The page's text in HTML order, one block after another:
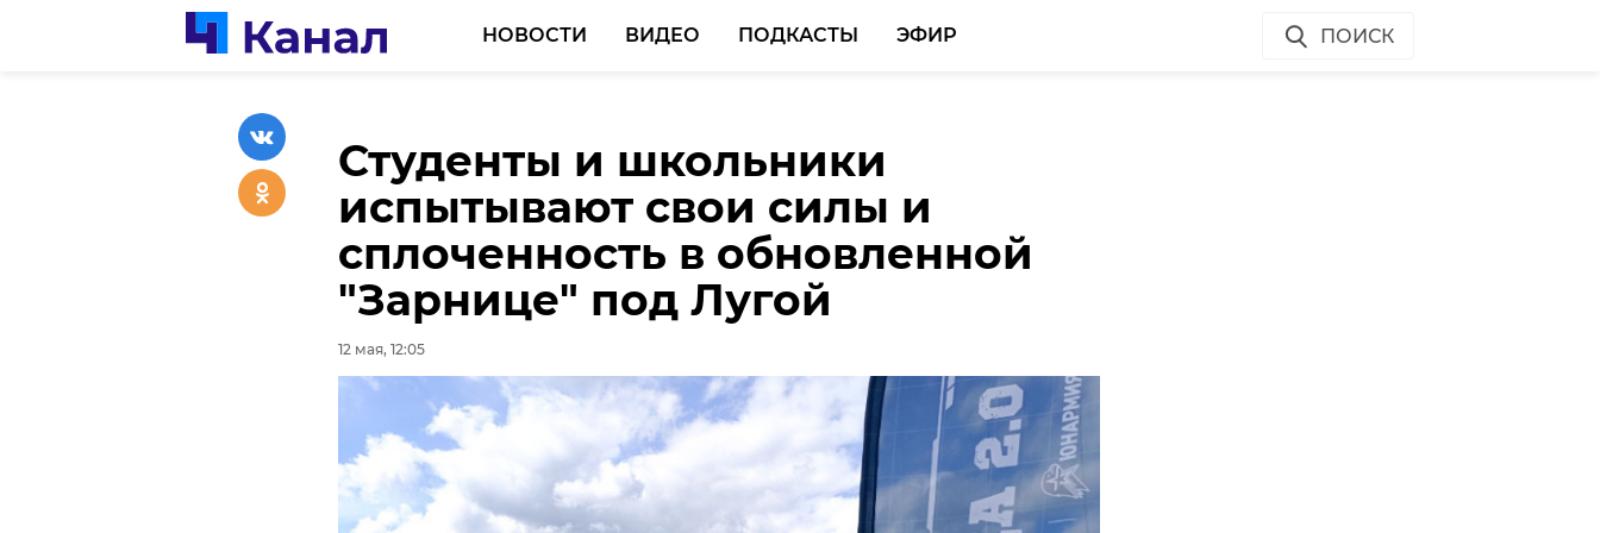
НОВОСТИ ВИДЕО ПОДКАСТЫ ЭФИР ПОИСК
Студенты и школьники
испытывают свои силы и
сплоченность в обновленной
"Зарнице" под Лугой
12 мая, 12:05
Два школьника из Ленобласти -
в числе победителей ВСОШ
12 мая, 11:55